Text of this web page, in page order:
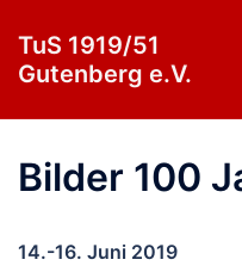
Inhalt
springen
TuS 1919/51
Gutenberg e.V.
Bilder 100
14.-16. Juni 2019